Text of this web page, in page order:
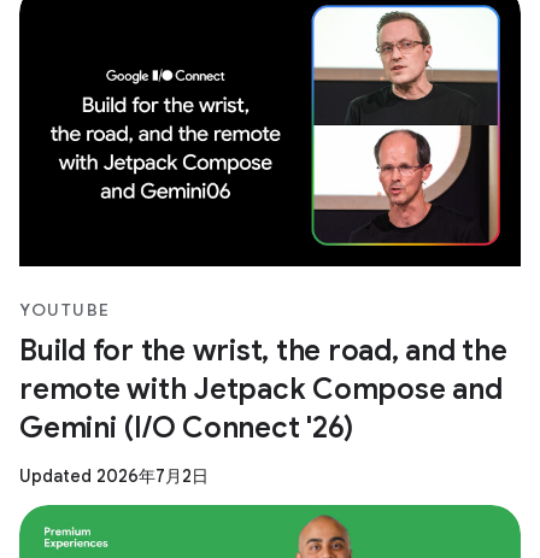
YOUTUBE
Build for the wrist, the road, and the
remote with Jetpack Compose and
Gemini (I/O Connect '26)
Updated 2026年7月2日